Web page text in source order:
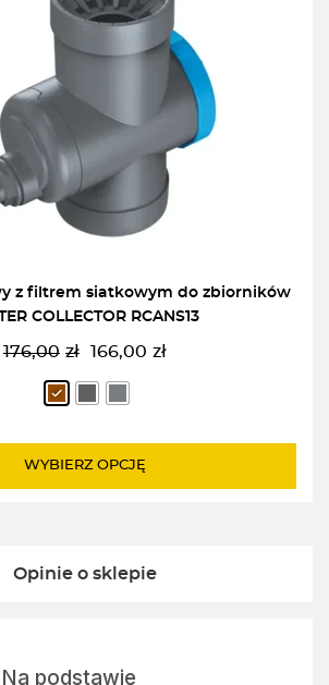
z filtrem siatkowym do zbiorników
COLLECTOR RCANS13
176,00 zł
Pierwotna
cena
wynosiła:
166,00 zł
Aktualna
cena
wynosi:
WYBIERZ OPCJĘ
Opinie o sklepie
Na podstawie